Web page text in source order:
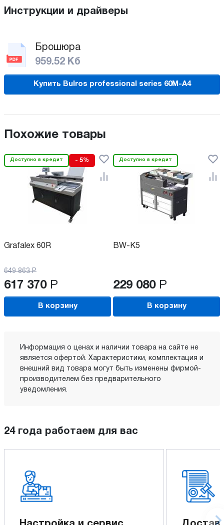
Инструкции и драйверы
Брошюра
959.52 Кб
Купить Bulros professional series 60M-A4
Похожие товары
Доступно в кредит - 5%
Grafalex 60R
649 863 Р
617 370 Р
В корзину
Доступно в кредит
BW-K5
229 080 Р
В корзину
Информация о ценах и наличии товара на сайте не
является офертой. Характеристики, комплектация и
внешний вид товара могут быть изменены фирмой-
производителем без предварительного
уведомления.
24 года работаем для вас